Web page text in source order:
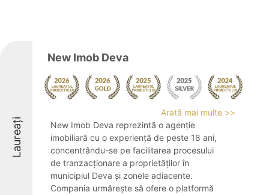
Laureați
New Imob Deva
Arată mai multe >>
New Imob Deva reprezintă o agenție
imobiliară cu o experiență de peste 18 ani,
concentrându-se pe facilitarea procesului
de tranzacționare a proprietăților în
municipiul Deva și zonele adiacente.
Compania urmărește să ofere o platformă